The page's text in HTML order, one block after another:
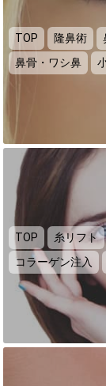
TOP 隆鼻術
鼻骨・ワシ鼻
TOP 糸リフト
コラーゲン注入